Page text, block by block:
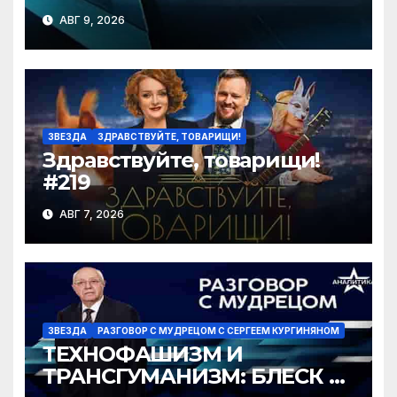
АВГ 9, 2026
ЗВЕЗДА ЗДРАВСТВУЙТЕ, ТОВАРИЩИ!
Здравствуйте, товарищи!
#219
АВГ 7, 2026
ЗВЕЗДА РАЗГОВОР С МУДРЕЦОМ С СЕРГЕЕМ КУРГИНЯНОМ
ТЕХНОФАШИЗМ И
ТРАНСГУМАНИЗМ: БЛЕСК И